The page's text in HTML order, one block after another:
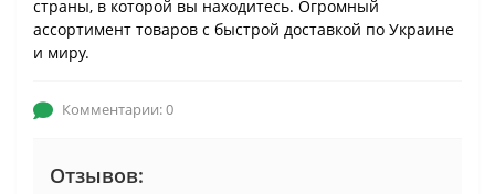
страны, в которой вы находитесь. Огромный
ассортимент товаров с быстрой доставкой по Украине
и миру.
Комментарии: 0
Отзывов: